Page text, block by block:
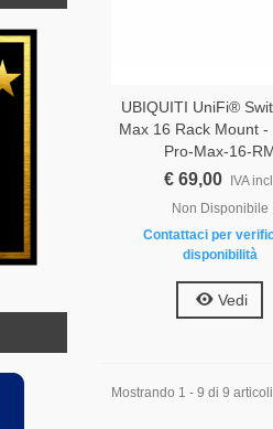
UBIQUITI UniFi®
Max 16 Rack Mount -
Pro-Max-16-
€ 69,00 IVA
Non Disponibile
Contattaci per
disponibilità
Vedi
Mostrando 1 - 9 di 9 articoli